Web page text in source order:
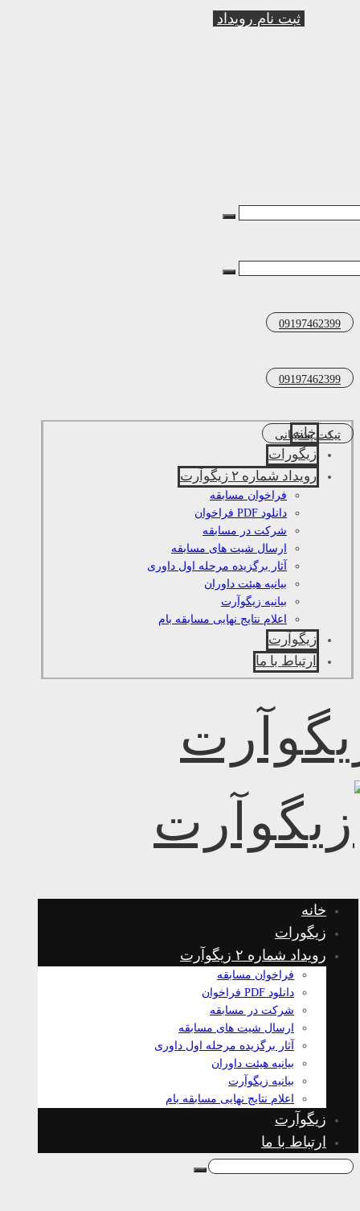
ثبت نام رویداد
09197462399
09197462399
تیکت پشتیبانی
خانه
زیگورات
رویداد شماره ۲ زیگوآرت
فراخوان مسابقه
دانلود PDF فراخوان
شرکت در مسابقه
ارسال شیت های مسابقه
آثار برگزیده مرحله اول داوری
بیانیه هیئت داوران
بیانیه زیگوآرت
اعلام نتایج نهایی مسابقه بام
زیگوآرت
ارتباط با ما
خانه
زیگورات
رویداد شماره ۲ زیگوآرت
فراخوان مسابقه
دانلود PDF فراخوان
شرکت در مسابقه
ارسال شیت های مسابقه
آثار برگزیده مرحله اول داوری
بیانیه هیئت داوران
بیانیه زیگوآرت
اعلام نتایج نهایی مسابقه بام
زیگوآرت
ارتباط با ما